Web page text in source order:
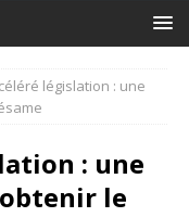
législation : une
: une
le